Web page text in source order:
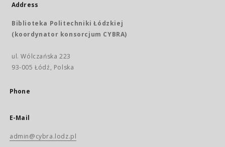
Address
Biblioteka Politechniki Łódzkiej
(koordynator konsorcjum CYBRA)
ul. Wólczańska 223
93-005 Łódź, Polska
Phone
E-Mail
admin@cybra.lodz.pl